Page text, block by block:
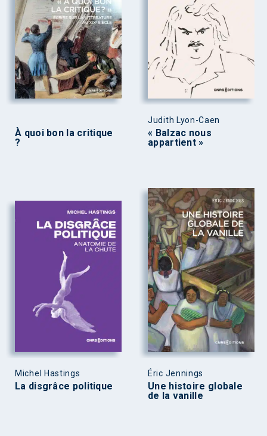
À quoi bon la critique
?
Judith Lyon-Caen
« Balzac nous
appartient »
Michel Hastings
La disgrâce politique
Éric Jennings
Une histoire globale
de la vanille